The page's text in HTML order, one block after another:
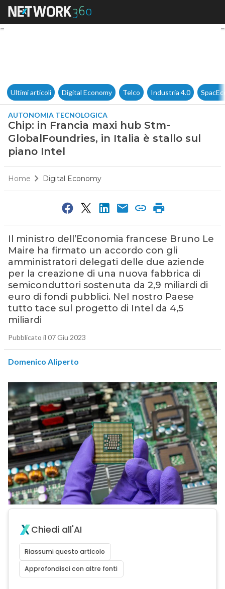
Chip: in Francia maxi hub
Ultimi articoli Digital Economy Telco Industria 4.0
AUTONOMIA TECNOLOGICA
Chip: in Francia maxi hub Stm-
GlobalFoundries, in Italia è stallo sul
piano Intel
Home Digital Economy
Il ministro dell’Economia francese Bruno Le
Maire ha firmato un accordo con gli
amministratori delegati delle due aziende
per la creazione di una nuova fabbrica di
semiconduttori sostenuta da 2,9 miliardi di
euro di fondi pubblici. Nel nostro Paese
tutto tace sul progetto di Intel da 4,5
miliardi
Pubblicato il 07 Giu 2023
Domenico Aliperto
Chiedi all'AI
Riassumi questo articolo
Approfondisci con altre fonti